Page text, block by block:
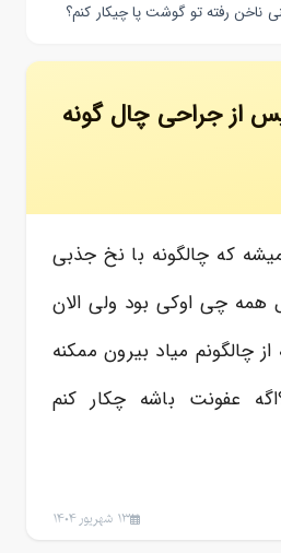
ناخن رفته تو گوشت پا چیکار کنم؟
از جراحی چال گونه
که چالگونه با نخ جذبی
همه چی اوکی بود ولی الان
چالگونم میاد بیرون ممکنه
عفونت باشه چکار کنم
13 شهریور 1404